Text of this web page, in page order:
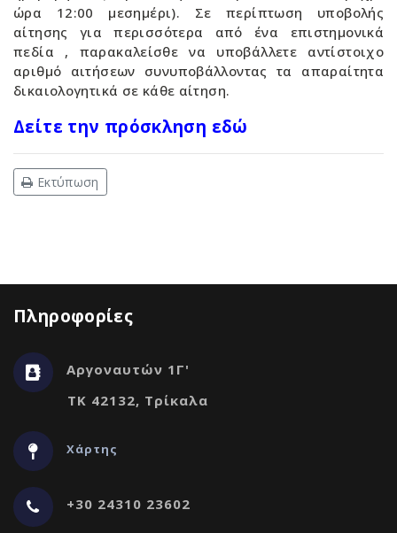
ώρα 12:00 μεσημέρι). Σε περίπτωση υποβολής
αίτησης για περισσότερα από ένα επιστημονικά
πεδία , παρακαλείσθε να υποβάλλετε αντίστοιχο
αριθμό αιτήσεων συνυποβάλλοντας τα απαραίτητα
δικαιολογητικά σε κάθε αίτηση.
Δείτε την πρόσκληση εδώ
Εκτύπωση
Πληροφορίες
Αργοναυτών 1Γ'
ΤΚ 42132, Τρίκαλα
Χάρτης
+30 24310 23602